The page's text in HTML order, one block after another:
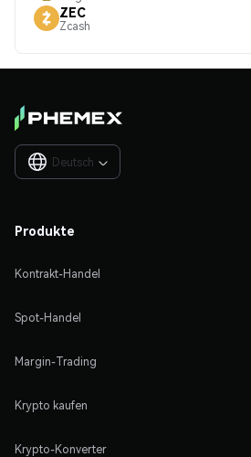
ZEC
Zcash
Deutsch 
Produkte
Kontrakt-Handel
Spot-Handel
Margin-Trading
Krypto kaufen
Krypto-Konverter